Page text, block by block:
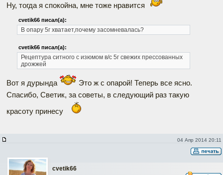
Ну, тогда я спокойна, мне тоже нравится
cvetik66 писал(а):
В опару 5г хватает,почему засомневалась?
cvetik66 писал(а):
Рецептура ситного с изюмом в/с 5г свежих прессованных
дрожжей
Вот я дурында
Это ж с опарой! Теперь все ясно.
Спасибо, Светик, за советы, в следующий раз такую
красоту принесу
04 Апр 2014 20:11
cvetik66